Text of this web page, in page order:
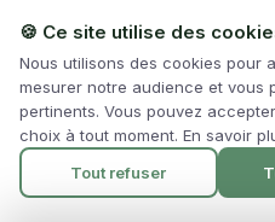
Ouvrir
🍪 Ce site utilise des
Nous utilisons des cookies pour
mesurer notre audience et vous
pertinents. Vous pouvez
choix à tout moment. En savoir
Tout refuser